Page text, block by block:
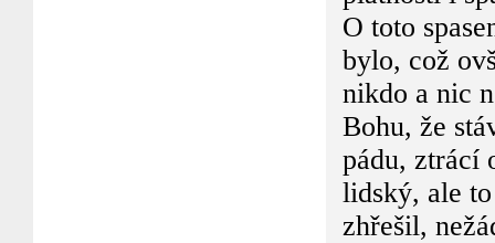
O toto
bylo, což
nikdo a nic
Bohu, že
pádu, ztrácí
lidský, ale
zhřešil,